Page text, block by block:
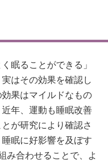
眠ることができる」
はその効果を確認し
果はマイルドなもの
年、運動も睡眠改善
が研究により確認さ
眠に好影響を及ぼす
み合わせることで、よ